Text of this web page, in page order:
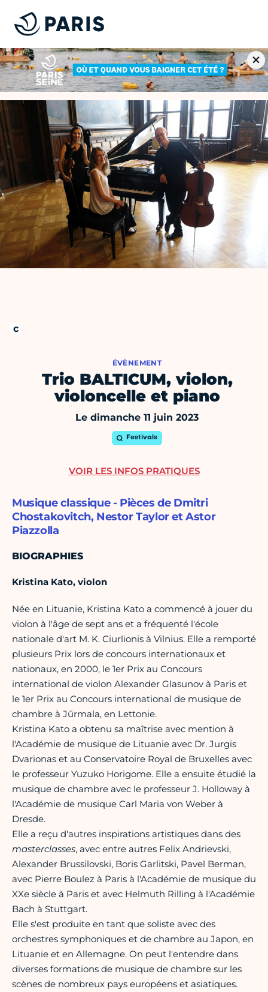
ÉVÈNEMENT
Trio BALTICUM, violon,
violoncelle et piano
Le dimanche 11 juin 2023
Festivals
Musique classique - Pièces de Dmitri
Chostakovitch, Nestor Taylor et Astor
Piazzolla
BIOGRAPHIES
Kristina Kato, violon
Née en Lituanie, Kristina Kato a commencé à jouer du
violon à l'âge de sept ans et a fréquenté l'école
nationale d'art M. K. Ciurlionis à Vilnius. Elle a remporté
plusieurs Prix lors de concours internationaux et
nationaux, en 2000, le 1er Prix au Concours
international de violon Alexander Glasunov à Paris et
le 1er Prix au Concours international de musique de
chambre à Jūrmala, en Lettonie.
Kristina Kato a obtenu sa maîtrise avec mention à
l'Académie de musique de Lituanie avec Dr. Jurgis
Dvarionas et au Conservatoire Royal de Bruxelles avec
le professeur Yuzuko Horigome. Elle a ensuite étudié la
musique de chambre avec le professeur J. Holloway à
l'Académie de musique Carl Maria von Weber à
Dresde.
Elle a reçu d'autres inspirations artistiques dans des
masterclasses, avec entre autres Felix Andrievski,
Alexander Brussilovski, Boris Garlitski, Pavel Berman,
avec Pierre Boulez à Paris à l'Académie de musique du
XXe siècle à Paris et avec Helmuth Rilling à l'Académie
Bach à Stuttgart.
Elle s'est produite en tant que soliste avec des
orchestres symphoniques et de chambre au Japon, en
Lituanie et en Allemagne. On peut l'entendre dans
diverses formations de musique de chambre sur les
scènes de nombreux pays européens et asiatiques.
VOIR LES INFOS PRATIQUES